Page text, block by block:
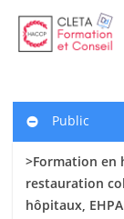
main
Public
>Formation en
restauration
hôpitaux,